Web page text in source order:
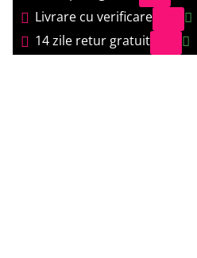
Livrare cu verificare
14 zile retur gratuit